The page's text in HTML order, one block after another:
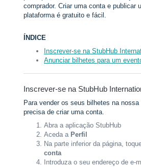
comprador. Criar uma conta e publicar
plataforma é gratuito e fácil.
ÍNDICE
Inscrever-se na StubHub
Anunciar bilhetes para um
Inscrever-se na StubHub
Para vender os seus bilhetes na
precisa de criar uma conta.
Abra a aplicação StubHub
Aceda a Perfil
Na parte inferior da página,
conta
Introduza o seu endereço de e-